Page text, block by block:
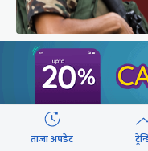
सेनाको नाइटभिजन
जनताको ज्यान
ताजा अपडेट